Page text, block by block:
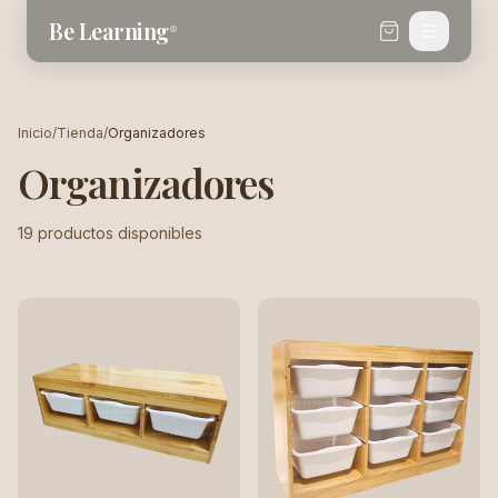
Be Learning®
Inicio/Tienda/Organizadores
Organizadores
19 productos disponibles